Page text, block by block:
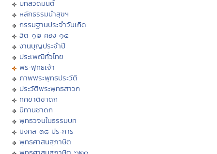
บทสวดมนต์
หลักธรรมนำสุขฯ
กรรมฐานประจำวันเกิด
ฮีต ๑๒ คอง ๑๔
งานบุญประจำปี
ประเพณีทั่วไทย
พระพุทธเจ้า
ภาพพระพุทธประวัติ
ประวัติพระพุทธสาวก
ทศชาติชาดก
นิทานชาดก
พุทธวจนในธรรมบท
มงคล ๓๘ ประการ
พุทธศาสนสุภาษิต